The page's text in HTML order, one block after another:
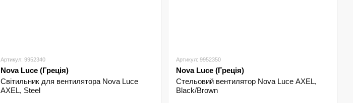
Артикул: 9952340
Nova Luce (Греція)
Світильник для вентилятора Nova Luce
AXEL, Steel
Артикул: 9952350
Nova Luce (Греція)
Стельовий вентилятор Nova Luce AXEL,
Black/Brown